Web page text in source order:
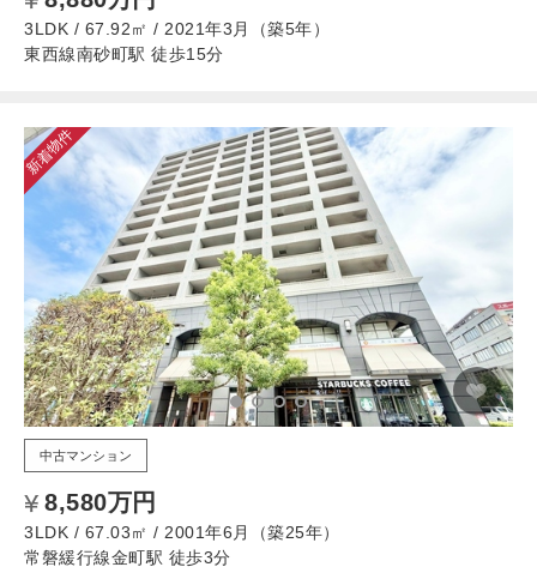
3LDK / 67.92㎡ / 2021年3月（築5年）
東西線南砂町駅 徒歩15分
新着物件
中古マンション
8,580万円
3LDK / 67.03㎡ / 2001年6月（築25年）
常磐緩行線金町駅 徒歩3分